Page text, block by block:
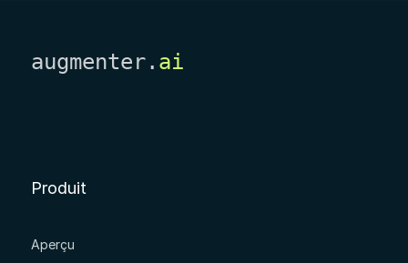
augmenter. ai
Produit
Aperçu